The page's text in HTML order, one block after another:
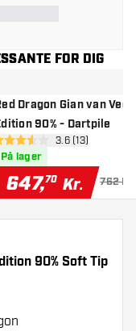
FOR DIG
Dragon Gian van
90% - Dartpile
åbn
bedømmelsesstjerner
3.6 (13)
På lager
647,70 Kr. 762 Kr.
90% Soft Tip